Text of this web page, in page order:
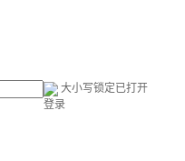
大小写锁定已打开
登录